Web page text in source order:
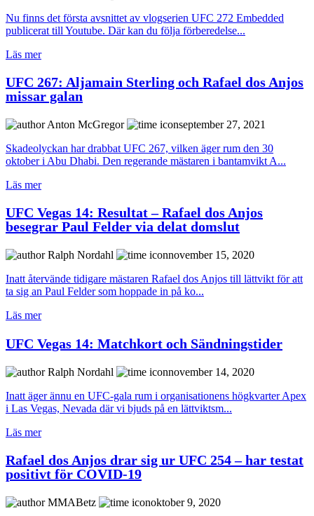
Nu finns det första avsnittet av vlogserien UFC 272 Embedded
publicerat till Youtube. Där kan du följa förberedelse...
Läs mer
UFC 267: Aljamain Sterling och Rafael dos Anjos
missar galan
Anton McGregor
september 27, 2021
Skadeolyckan har drabbat UFC 267, vilken äger rum den 30
oktober i Abu Dhabi. Den regerande mästaren i bantamvikt A...
Läs mer
UFC Vegas 14: Resultat – Rafael dos Anjos
besegrar Paul Felder via delat domslut
Ralph Nordahl
november 15, 2020
Inatt återvände tidigare mästaren Rafael dos Anjos till lättvikt för att
ta sig an Paul Felder som hoppade in på ko...
Läs mer
UFC Vegas 14: Matchkort och Sändningstider
Ralph Nordahl
november 14, 2020
Inatt äger ännu en UFC-gala rum i organisationens högkvarter Apex
i Las Vegas, Nevada där vi bjuds på en lättviktsm...
Läs mer
Rafael dos Anjos drar sig ur UFC 254 – har testat
positivt för COVID-19
MMABetz oktober 9, 2020